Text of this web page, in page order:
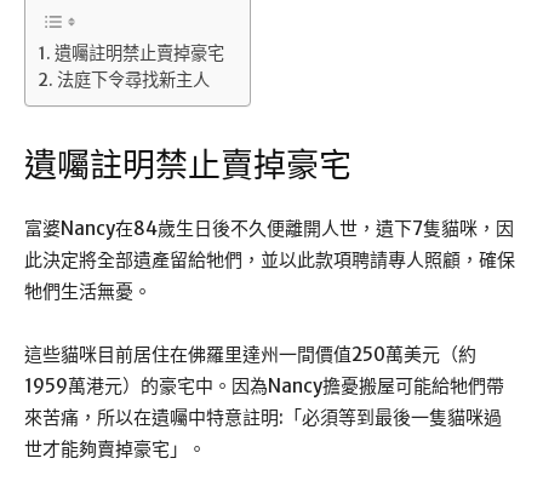
遺囑註明禁止賣掉豪宅
法庭下令尋找新主人
遺囑註明禁止賣掉豪宅
富婆Nancy在84歲生日後不久便離開人世，遺下7隻貓咪，因
此決定將全部遺產留給牠們，並以此款項聘請專人照顧，確保
牠們生活無憂。
這些貓咪目前居住在佛羅里達州一間價值250萬美元（約
1959萬港元）的豪宅中。因為Nancy擔憂搬屋可能給牠們帶
來苦痛，所以在遺囑中特意註明:「必須等到最後一隻貓咪過
世才能夠賣掉豪宅」。